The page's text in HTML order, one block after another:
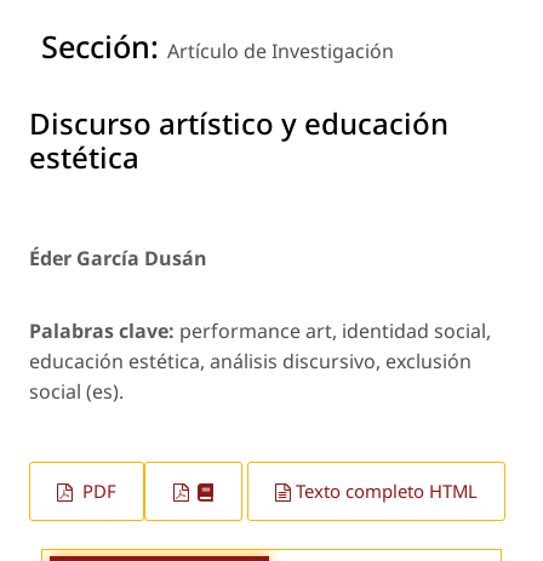
Sección: Artículo de Investigación
Discurso artístico y educación
estética
Éder García Dusán
Palabras clave: performance art, identidad social,
educación estética, análisis discursivo, exclusión
social (es).
PDF Texto completo HTML